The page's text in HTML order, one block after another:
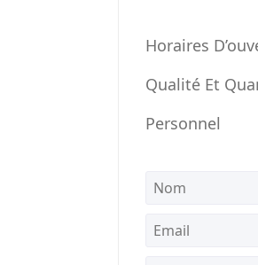
Horaires
Qualité Et
Personnel